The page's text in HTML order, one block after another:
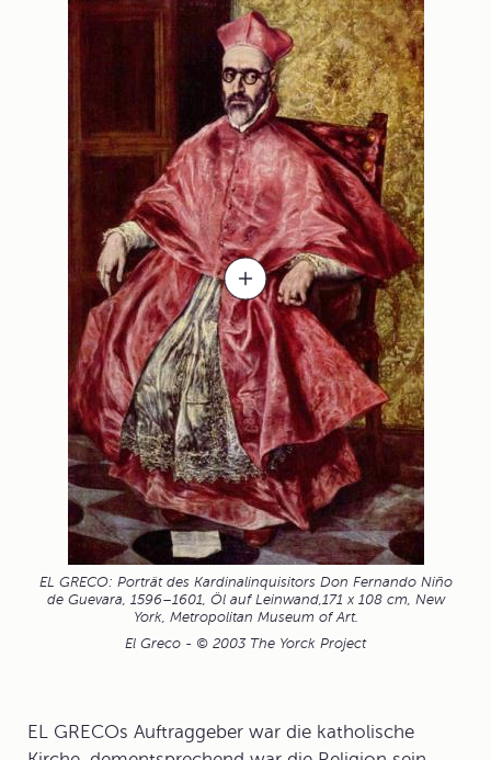
EL GRECO: Porträt des Kardinalinquisitors Don Fernando Niño
de Guevara, 1596–1601, Öl auf Leinwand,171 x 108 cm, New
York, Metropolitan Museum of Art.
El Greco - © 2003 The Yorck Project
EL GRECOs Auftraggeber war die katholische